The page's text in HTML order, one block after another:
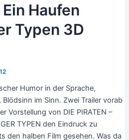
Haufen
Typen 3D
Humor in der Sprache,
im Sinn. Zwei Trailer vorab
Vorstellung von DIE PIRATEN –
TYPEN den Eindruck zu
den halben Film gesehen. Was da